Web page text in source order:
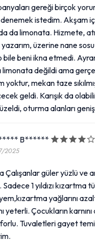
gereği birçok
istedim. Akşam
da limonata. Hizmete,
üzerine nane
bile beni ikna etmedi.
değildi ama
yoktur, mekan taze
geldi. Karışık da
oturma alanları
B******
2025
Çalışanlar güler yüzlü ve
1 yıldızı kızartma
yağlarını
yeterli. Çocukların
Tuvaletleri gayet